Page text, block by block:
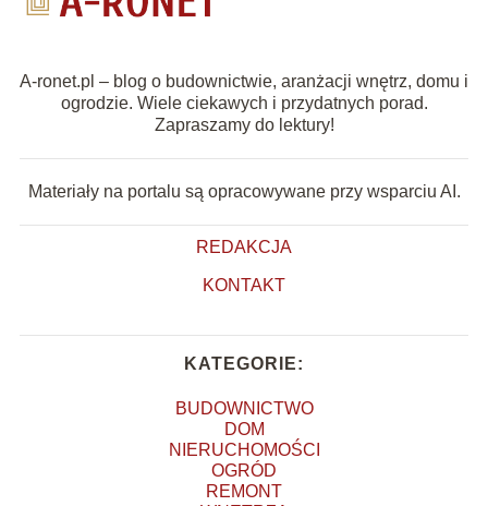
A-ronet.pl – blog o budownictwie, aranżacji wnętrz, domu i
ogrodzie. Wiele ciekawych i przydatnych porad.
Zapraszamy do lektury!
Materiały na portalu są opracowywane przy wsparciu AI.
REDAKCJA
KONTAKT
KATEGORIE:
BUDOWNICTWO
DOM
NIERUCHOMOŚCI
OGRÓD
REMONT